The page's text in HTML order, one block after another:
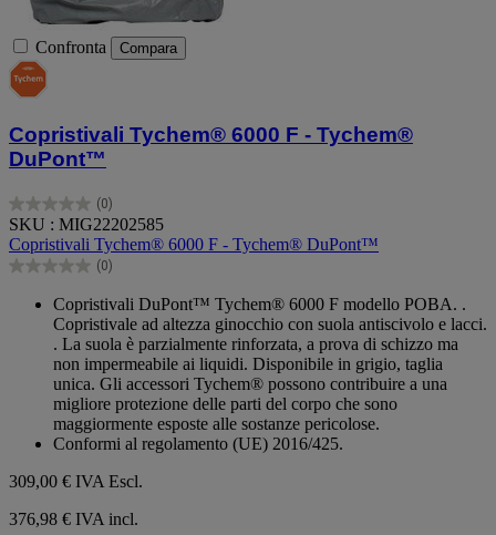
Confronta Compara
Copristivali Tychem® 6000 F - Tychem®
DuPont™
(0)
0.0
su
5
stelle.
SKU : MIG22202585
Copristivali Tychem® 6000 F - Tychem® DuPont™
(0)
0.0
Copristivali DuPont™ Tychem® 6000 F modello POBA. .
Copristivale ad altezza ginocchio con suola antiscivolo e lacci.
. La suola è parzialmente rinforzata, a prova di schizzo ma
non impermeabile ai liquidi. Disponibile in grigio, taglia
unica. Gli accessori Tychem® possono contribuire a una
migliore protezione delle parti del corpo che sono
maggiormente esposte alle sostanze pericolose.
Conformi al regolamento (UE) 2016/425.
309,00 € IVA Escl.
376,98 € IVA incl.